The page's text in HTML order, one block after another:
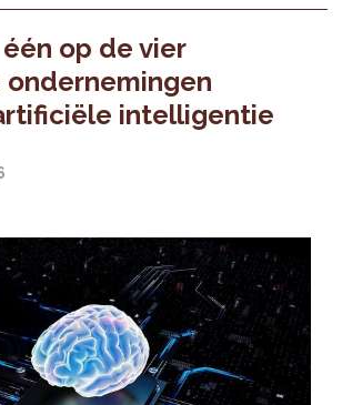
op de vier
ondernemingen
intelligentie